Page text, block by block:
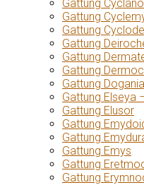
Gattung
Gattung
Gattung
Gattung
Gattung
Gattung
Gattung Dogania
Gattung Elseya
Gattung Elusor
Gattung
Gattung
Gattung Emys
Gattung
Gattung